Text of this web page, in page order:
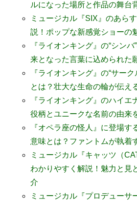
ルになった場所と作品の舞台
ミュージカル『SIX』のあら
説！ポップな新感覚ショーの
『ライオンキング』の“シン
来となった言葉に込められた
『ライオンキング』の“サー
とは？壮大な生命の輪が伝え
『ライオンキング』のハイエ
役柄とユニークな名前の由来
『オペラ座の怪人』に登場す
意味とは？ファントムが執着
ミュージカル『キャッツ（
わかりやすく解説！魅力と見
介
ミュージカル『プロデューサ